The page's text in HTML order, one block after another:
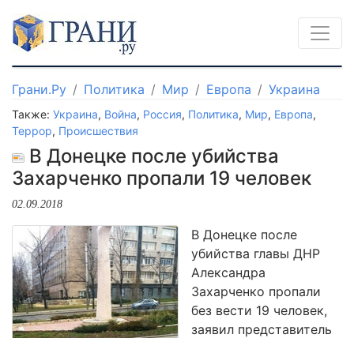
Грани.Ру Политика Мир Европа Украина
Также: Украина, Война, Россия, Политика, Мир, Европа,
Террор, Происшествия
В Донецке после убийства
Захарченко пропали 19 человек
02.09.2018
В Донецке после
убийства главы ДНР
Александра
Захарченко пропали
без вести 19 человек,
заявил представитель